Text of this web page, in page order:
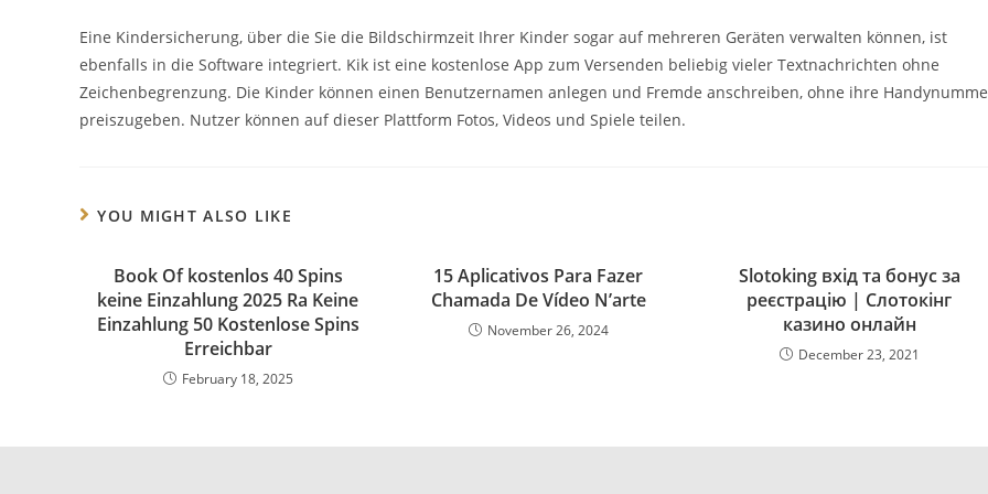
Eine Kindersicherung, über die Sie die Bildschirmzeit Ihrer Kinder sogar auf mehreren Geräten verwalten können, ist
ebenfalls in die Software integriert. Kik ist eine kostenlose App zum Versenden beliebig vieler Textnachrichten ohne
Zeichenbegrenzung. Die Kinder können einen Benutzernamen anlegen und Fremde anschreiben, ohne ihre
preiszugeben. Nutzer können auf dieser Plattform Fotos, Videos und Spiele teilen.
YOU MIGHT ALSO LIKE
Book Of kostenlos 40 Spins
keine Einzahlung 2025 Ra Keine
Einzahlung 50 Kostenlose Spins
Erreichbar
February 18, 2025
15 Aplicativos Para Fazer
Chamada De Vídeo N’arte
November 26, 2024
Slotoking вхід та бонус за
реєстрацію | Слотокінг
казино онлайн
December 23, 2021